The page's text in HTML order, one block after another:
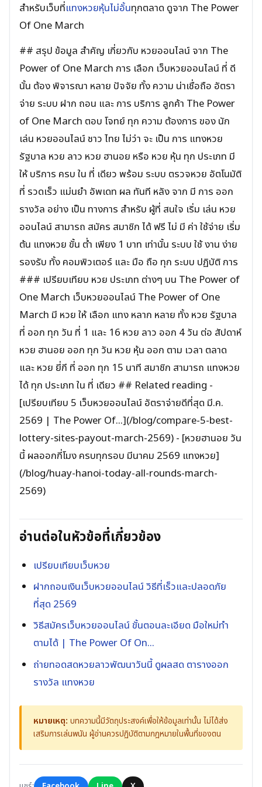
สำหรับเว็บที่แทงหวยหุ้นไม่อั้นทุกตลาด ดูจาก The Power
Of One March
## สรุป ข้อมูล สำคัญ เกี่ยวกับ หวยออนไลน์ จาก The
Power of One March การ เลือก เว็บหวยออนไลน์ ที่ ดี
นั้น ต้อง พิจารณา หลาย ปัจจัย ทั้ง ความ น่าเชื่อถือ อัตรา
จ่าย ระบบ ฝาก ถอน และ การ บริการ ลูกค้า The Power
of One March ตอบ โจทย์ ทุก ความ ต้องการ ของ นัก
เล่น หวยออนไลน์ ชาว ไทย ไม่ว่า จะ เป็น การ แทงหวย
รัฐบาล หวย ลาว หวย ฮานอย หรือ หวย หุ้น ทุก ประเภท มี
ให้ บริการ ครบ ใน ที่ เดียว พร้อม ระบบ ตรวจหวย อัตโนมัติ
ที่ รวดเร็ว แม่นยำ อัพเดท ผล ทันที หลัง จาก มี การ ออก
รางวัล อย่าง เป็น ทางการ สำหรับ ผู้ที่ สนใจ เริ่ม เล่น หวย
ออนไลน์ สามารถ สมัคร สมาชิก ได้ ฟรี ไม่ มี ค่า ใช้จ่าย เริ่ม
ต้น แทงหวย ขั้น ต่ำ เพียง 1 บาท เท่านั้น ระบบ ใช้ งาน ง่าย
รองรับ ทั้ง คอมพิวเตอร์ และ มือ ถือ ทุก ระบบ ปฏิบัติ การ
### เปรียบเทียบ หวย ประเภท ต่างๆ บน The Power of
One March เว็บหวยออนไลน์ The Power of One
March มี หวย ให้ เลือก แทง หลาก หลาย ทั้ง หวย รัฐบาล
ที่ ออก ทุก วัน ที่ 1 และ 16 หวย ลาว ออก 4 วัน ต่อ สัปดาห์
หวย ฮานอย ออก ทุก วัน หวย หุ้น ออก ตาม เวลา ตลาด
และ หวย ยี่กี ที่ ออก ทุก 15 นาที สมาชิก สามารถ แทงหวย
ได้ ทุก ประเภท ใน ที่ เดียว ## Related reading -
[เปรียบเทียบ 5 เว็บหวยออนไลน์ อัตราจ่ายดีที่สุด มี.ค.
2569 | The Power Of...](/blog/compare-5-best-
lottery-sites-payout-march-2569) - [หวยฮานอย วัน
นี้ ผลออกกี่โมง ครบทุกรอบ มีนาคม 2569 แทงหวย]
(/blog/huay-hanoi-today-all-rounds-march-
2569)
อ่านต่อในหัวข้อที่เกี่ยวข้อง
เปรียบเทียบเว็บหวย
ฝากถอนเงินเว็บหวยออนไลน์ วิธีที่เร็วและปลอดภัย
ที่สุด 2569
วิธีสมัครเว็บหวยออนไลน์ ขั้นตอนละเอียด มือใหม่ทำ
ตามได้ | The Power Of On...
ถ่ายทอดสดหวยลาวพัฒนาวันนี้ ดูผลสด ตารางออก
รางวัล แทงหวย
หมายเหตุ: บทความนี้มีวัตถุประสงค์เพื่อให้ข้อมูลเท่านั้น ไม่ได้ส่ง
เสริมการเล่นพนัน ผู้อ่านควรปฏิบัติตามกฎหมายในพื้นที่ของตน